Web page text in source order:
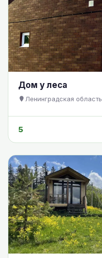
Дом у леса
Ленинградская область
5